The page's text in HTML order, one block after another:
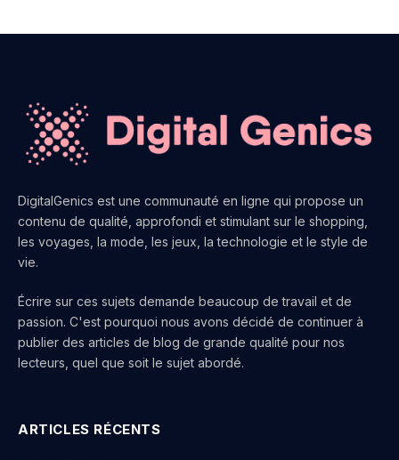
DigitalGenics est une communauté en ligne qui propose un
contenu de qualité, approfondi et stimulant sur le shopping,
les voyages, la mode, les jeux, la technologie et le style de
vie.
Écrire sur ces sujets demande beaucoup de travail et de
passion. C'est pourquoi nous avons décidé de continuer à
publier des articles de blog de grande qualité pour nos
lecteurs, quel que soit le sujet abordé.
ARTICLES RÉCENTS